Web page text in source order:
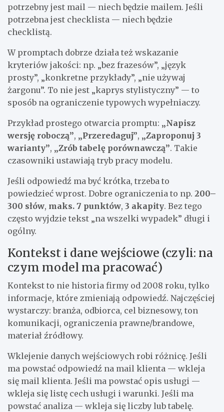
potrzebny jest mail — niech będzie mailem. Jeśli
potrzebna jest checklista — niech będzie
checklistą.
W promptach dobrze działa też wskazanie
kryteriów jakości: np. „bez frazesów”, „język
prosty”, „konkretne przykłady”, „nie używaj
żargonu”. To nie jest „kaprys stylistyczny” — to
sposób na ograniczenie typowych wypełniaczy.
Przykład prostego otwarcia promptu: „Napisz
wersję roboczą”, „Przeredaguj”, „Zaproponuj 3
warianty”, „Zrób tabelę porównawczą”. Takie
czasowniki ustawiają tryb pracy modelu.
Jeśli odpowiedź ma być krótka, trzeba to
powiedzieć wprost. Dobre ograniczenia to np. 200–
300 słów, maks. 7 punktów, 3 akapity. Bez tego
często wyjdzie tekst „na wszelki wypadek” długi i
ogólny.
Kontekst i dane wejściowe (czyli: na
czym model ma pracować)
Kontekst to nie historia firmy od 2008 roku, tylko
informacje, które zmieniają odpowiedź. Najczęściej
wystarczy: branża, odbiorca, cel biznesowy, ton
komunikacji, ograniczenia prawne/brandowe,
materiał źródłowy.
Wklejenie danych wejściowych robi różnicę. Jeśli
ma powstać odpowiedź na mail klienta — wkleja
się mail klienta. Jeśli ma powstać opis usługi —
wkleja się listę cech usługi i warunki. Jeśli ma
powstać analiza — wkleja się liczby lub tabelę.